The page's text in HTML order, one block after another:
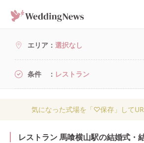
エリア 選択なし
条件 レストラン
気になった式場を「♡保存」して
レストラン 馬喰横山駅の結婚式・